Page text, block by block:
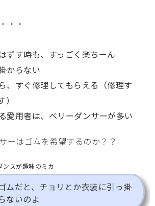
・・
ずす時も、すっごく楽ちーん
からない
、すぐ修理してもらえる（修理す
愛用者は、ベリーダンサーが多い
ーはゴムを希望するのか？？
ンスが趣味のミカ
ムだと、チョリとか衣装に引っ掛
ないのよ